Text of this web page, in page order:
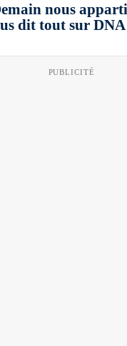
nous
dit tout sur DNA
PUBLICITÉ